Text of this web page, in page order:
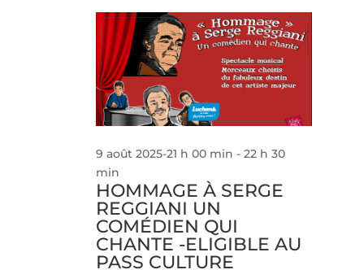
HOMMAGE À SERGE
REGGIANI UN
COMÉDIEN QUI
CHANTE -ELIGIBLE AU
PASS CULTURE
9 août 2025-21 h 00 min -22 h 30
min